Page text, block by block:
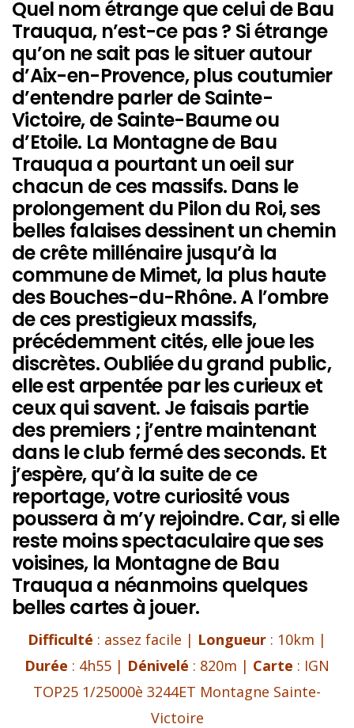
Quel nom étrange que celui de Bau
Trauqua, n’est-ce pas ? Si étrange
qu’on ne sait pas le situer autour
d’Aix-en-Provence, plus coutumier
d’entendre parler de Sainte-
Victoire, de Sainte-Baume ou
d’Etoile. La Montagne de Bau
Trauqua a pourtant un oeil sur
chacun de ces massifs. Dans le
prolongement du Pilon du Roi, ses
belles falaises dessinent un chemin
de crête millénaire jusqu’à la
commune de Mimet, la plus haute
des Bouches-du-Rhône. A l’ombre
de ces prestigieux massifs,
précédemment cités, elle joue les
discrètes. Oubliée du grand public,
elle est arpentée par les curieux et
ceux qui savent. Je faisais partie
des premiers ; j’entre maintenant
dans le club fermé des seconds. Et
j’espère, qu’à la suite de ce
reportage, votre curiosité vous
poussera à m’y rejoindre. Car, si elle
reste moins spectaculaire que ses
voisines, la Montagne de Bau
Trauqua a néanmoins quelques
belles cartes à jouer.
Difficulté : assez facile | Longueur : 10km |
Durée : 4h55 | Dénivelé : 820m | Carte : IGN
TOP25 1/25000è 3244ET Montagne Sainte-
Victoire